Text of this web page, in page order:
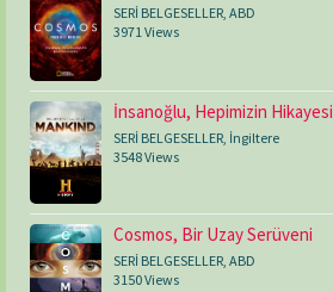
SERİ BELGESELLER, ABD
3971 Views
İnsanoğlu, Hepimizin Hikayesi
SERİ BELGESELLER, İngiltere
3548 Views
Cosmos, Bir Uzay Serüveni
SERİ BELGESELLER ABD
3150 Views